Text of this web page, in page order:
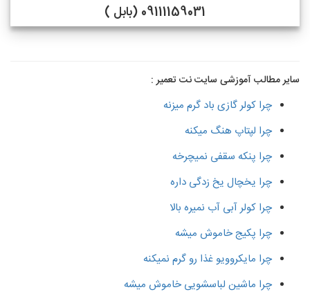
09111159031 (بابل )
سایر مطالب آموزشی سایت نت تعمیر :
چرا کولر گازی باد گرم میزنه
چرا لپتاپ هنگ میکنه
چرا پنکه سقفی نمیچرخه
چرا یخچال یخ زدگی داره
چرا کولر آبی آب نمیره بالا
چرا پکیج خاموش میشه
چرا مایکروویو غذا رو گرم نمیکنه
چرا ماشین لباسشویی خاموش میشه